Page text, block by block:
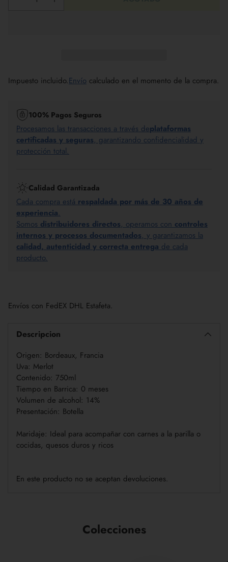
Impuesto incluido.Envío calculado en el momento de la compra.
100% Pagos Seguros
Procesamos las transacciones a través deplataformas
certificadas y seguras, garantizando confidencialidad y
protección total.
Calidad Garantizada
Cada compra está respaldada por más de 30 años de
experiencia.
Somos distribuidores directos, operamos con controles
internos y procesos documentados, y garantizamos la
calidad, autenticidad y correcta entrega de cada
producto.
un
producto
Envíos con FedEX DHL Estafeta.
Descripcion
Origen: Bordeaux, Francia
Uva: Merlot
Contenido: 750ml
Tiempo en Barrica: 0 meses
Volumen de alcohol: 14%
Presentación: Botella
Maridaje: Ideal para acompañar con carnes a la parilla o
cocidas, quesos duros y ricos
En este producto no se aceptan devoluciones.
Colecciones